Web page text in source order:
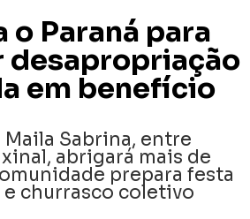
o Paraná para
desapropriação
em benefício
Sabrina, entre
abrigará mais de
prepara festa
churrasco coletivo